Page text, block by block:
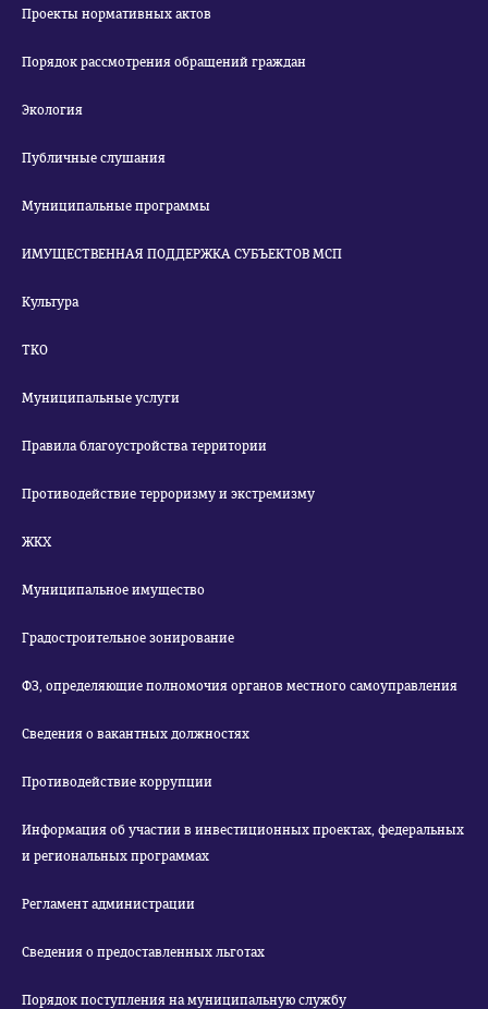
Проекты нормативных актов
Порядок рассмотрения обращений граждан
Экология
Публичные слушания
Муниципальные программы
ИМУЩЕСТВЕННАЯ ПОДДЕРЖКА СУБЪЕКТОВ МСП
Культура
ТКО
Муниципальные услуги
Правила благоустройства территории
Противодействие терроризму и экстремизму
ЖКХ
Муниципальное имущество
Градостроительное зонирование
ФЗ, определяющие полномочия органов местного самоуправления
Сведения о вакантных должностях
Противодействие коррупции
Информация об участии в инвестиционных проектах, федеральных
и региональных программах
Регламент администрации
Сведения о предоставленных льготах
Порядок поступления на муниципальную службу